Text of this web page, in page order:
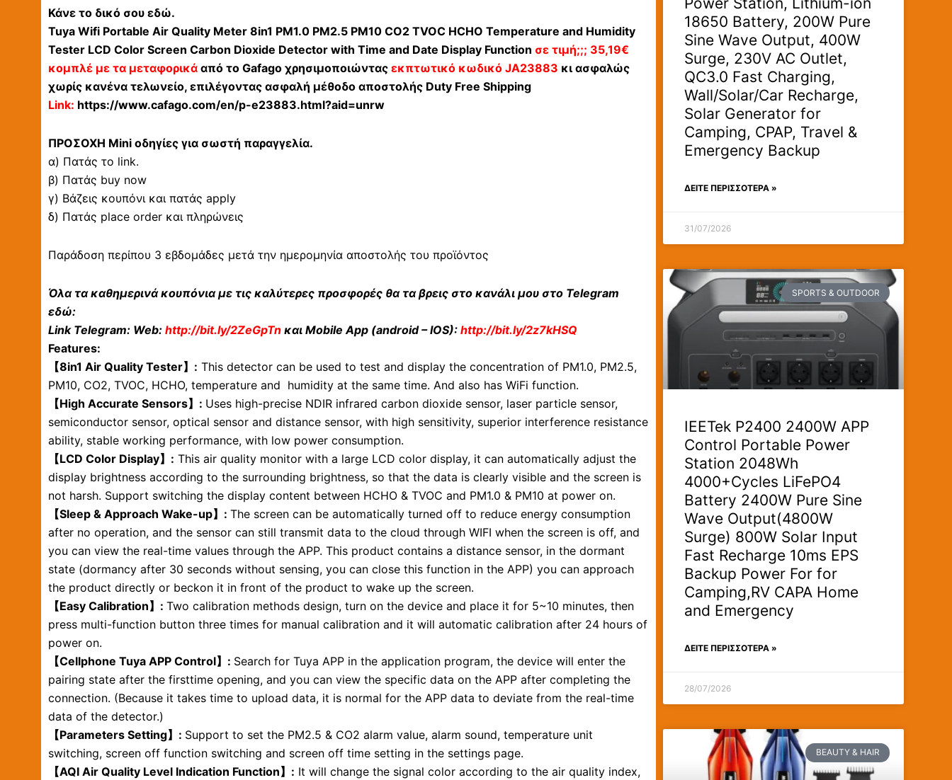
Κάνε το δικό σου εδώ.
Tuya Wifi Portable Air Quality Meter 8in1 PM1.0 PM2.5 PM10 CO2 TVOC HCHO Temperature and Humidity
Tester LCD Color Screen Carbon Dioxide Detector with Time and Date Display Function σε τιμή;;; 35,19€
κομπλέ με τα μεταφορικά από το Gafago χρησιμοποιώντας εκπτωτικό κωδικό JA23883 κι ασφαλώς
χωρίς κανένα τελωνείο, επιλέγοντας ασφαλή μέθοδο αποστολής Duty Free Shipping
Link: https://www.cafago.com/en/p-e23883.html?aid=unrw
ΠΡΟΣΟΧΗ Mini οδηγίες για σωστή παραγγελία.
α) Πατάς το link.
β) Πατάς buy now
γ) Βάζεις κουπόνι και πατάς apply
δ) Πατάς place order και πληρώνεις
Παράδοση περίπου 3 εβδομάδες μετά την ημερομηνία αποστολής του προϊόντος
Όλα τα καθημερινά κουπόνια με τις καλύτερες προσφορές θα τα βρεις στο κανάλι μου στο Telegram
εδώ:
Link Telegram: Web: http://bit.ly/2ZeGpTn και Mobile App (android – IOS): http://bit.ly/2z7kHSQ
Features:
【8in1 Air Quality Tester】: This detector can be used to test and display the concentration of PM1.0, PM2.5,
PM10, CO2, TVOC, HCHO, temperature and humidity at the same time. And also has WiFi function.
【High Accurate Sensors】: Uses high-precise NDIR infrared carbon dioxide sensor, laser particle sensor,
semiconductor sensor, optical sensor and distance sensor, with high sensitivity, superior interference resistance
ability, stable working performance, with low power consumption.
【LCD Color Display】: This air quality monitor with a large LCD color display, it can automatically adjust the
display brightness according to the surrounding brightness, so that the data is clearly visible and the screen is
not harsh. ​Support switching the display content between HCHO & TVOC and PM1.0 & PM10 at power on.​
【Sleep & Approach Wake-up】: The screen can be automatically turned off to reduce energy consumption
after no operation, and the sensor can still transmit data to the cloud through WIFI when the screen is off, and
you can view the real-time values through the APP. This product contains a distance sensor, in the dormant
state (dormancy after 30 seconds without sensing, you can close this function in the APP) you can approach
the product directly or beckon it in front of the product to wake up the screen.
【Easy Calibration】: Two calibration methods design, turn on the device and place it for 5~10 minutes, then
press multi-function button three times for manual calibration and it will automatic calibration after 24 hours of
power on.
【Cellphone Tuya APP Control】: Search for Tuya APP in the application program, the device will enter the
pairing state after the firsttime opening, and you can view the specific data on the APP after completing the
connection. (Because it takes time to upload data, it is normal for the APP data to deviate from the real-time
data of the detector.)
【Parameters Setting】: Support to set the PM2.5 & CO2 alarm value, alarm sound, temperature unit
switching, screen off function switching and screen off time setting in the settings page.
【AQI Air Quality Level Indication Function】: It will change the signal color according to the air quality index,
18650 Battery, 200W Pure
Sine Wave Output, 400W
Surge, 230V AC Outlet,
QC3.0 Fast Charging,
Wall/Solar/Car Recharge,
Solar Generator for
Camping, CPAP, Travel &
Emergency Backup
ΔΕΊΤΕ ΠΕΡΙΣΣΟΤΕΡΑ »
31/07/2026
SPORTS & OUTDOOR
IEETek P2400 2400W APP
Control Portable Power
Station 2048Wh
4000+Cycles LiFePO4
Battery 2400W Pure Sine
Wave Output(4800W
Surge) 800W Solar Input
Fast Recharge 10ms EPS
Backup Power For for
Camping,RV CAPA Home
and Emergency
ΔΕΊΤΕ ΠΕΡΙΣΣΟΤΕΡΑ »
28/07/2026
BEAUTY & HAIR